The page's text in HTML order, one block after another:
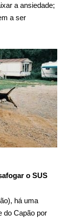
a ansiedade;
a ser
o SUS
há uma
do Capão por